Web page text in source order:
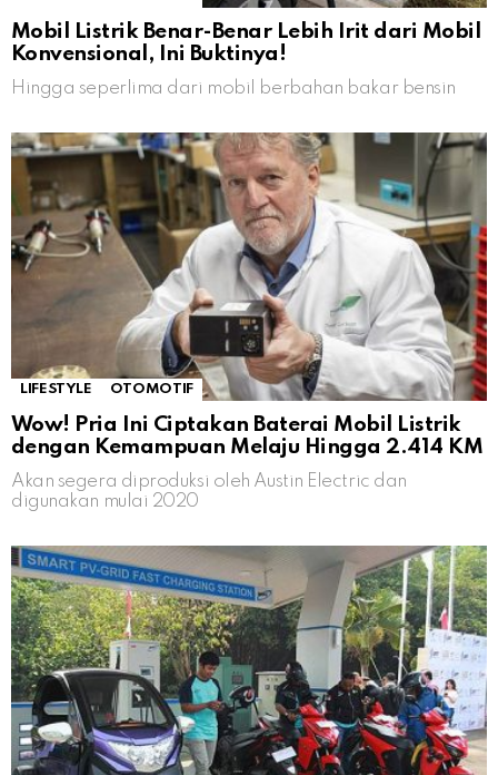
Mobil Listrik Benar-Benar Lebih Irit dari Mobil
Konvensional, Ini Buktinya!
Hingga seperlima dari mobil berbahan bakar bensin
LIFESTYLE OTOMOTIF
Wow! Pria Ini Ciptakan Baterai Mobil Listrik
dengan Kemampuan Melaju Hingga 2.414 KM
Akan segera diproduksi oleh Austin Electric dan
digunakan mulai 2020